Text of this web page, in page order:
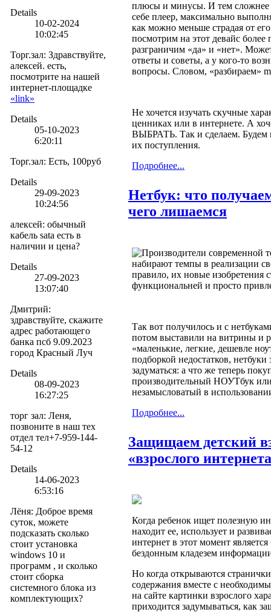
Details
10-02-2024
10:02:45
Торг.зал: Здравствуйте,
алексей. есть,
посмотрите на нашей
интернет-площадке
«link»
Details
05-10-2023
6:20:11
Торг.зал: Есть, 100руб
Details
29-09-2023
10:24:56
алексей: обычный
кабель sata есть в
наличии и цена?
Details
27-09-2023
13:07:40
Дмитрий:
здравствуйте, скажите
адрес работающего
банка псб 9.09.2023
город Красный Луч
Details
08-09-2023
16:27:25
торг зал: Леня,
позвоните в наш тех
отдел тел+7-959-144-
54-12
Details
14-06-2023
6:53:16
Лёня: Доброе время
суток, можете
подсказать сколько
стоит установка
windows 10 и
программ , и сколько
стоит сборка
системного блока из
комплектующих?
плюсы и минусы. И тем сложнее
себе плеер, максимально
как можно меньше страдая от
посмотрим на этот девайс более
разграничим «да» и «нет».
ответы и советы, а у кого-то
вопросы. Словом, «разбираем»
Не хочется изучать скучные
ценниках или в интернете. А
ВЫБРАТЬ. Так и сделаем. Будем
их поступления.
Подробнее...
Нетбук: что
чего лишаемся
Производители современной
набирают темпы в реализации
правило, их новые изобретения
функциональней и просто
Так вот получилось и с
потом выставили на витрины и
«маленькие, легкие, дешевле
подборкой недостатков, нетбуки
задуматься: а что же теперь
производительный НОУТбук
незамысловатый в
Подробнее...
Защищаем детский
«взрослого
Когда ребенок ищет полезную
находит ее, использует и
интернет в этот момент
бездонным кладезем
Но когда открываются
содержания вместе с
на сайте картинки взрослого
приходится задумываться, как